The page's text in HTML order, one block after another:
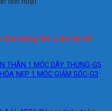
hàng lớn. Liên hệ để